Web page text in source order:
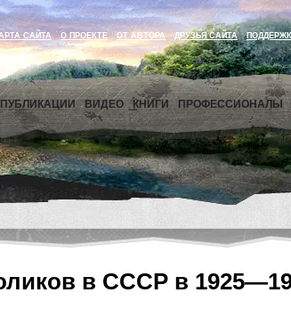
САЙТА О ПРОЕКТЕ ОТ АВТОРА ДРУЗЬЯ САЙТА
ПУБЛИКАЦИИ ВИДЕО КНИГИ ПРОФЕССИОНАЛЫ
в СССР в